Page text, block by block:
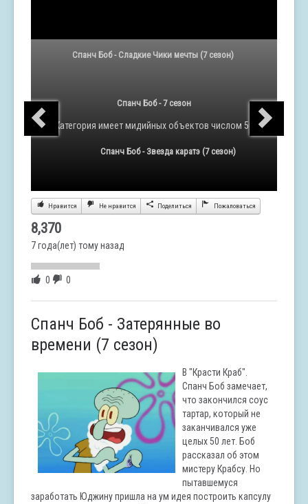
Спанч Боб - Сладкие Чики мечты (7 сезон)
Спанч Боб - 7 сезон
Категория имеет мидийных объектов числом 50
Спанч Боб - Звезда каратэ (7 сезон)
Нравится Не нравится Поделиться Пожаловаться
8,370
7 года(лет) тому назад
0 0
Спанч Боб - Затерянные во
времени (7 сезон)
В "Красти Краб".
Спанч Боб замечает,
что закончился соус
тартар, который не
заканчивался уже
целых 50 лет. Боб
рассказал об этом
мистеру Крабсу. Но
пытавшемуся
заработать Юджину пришла на ум идея построить капсулу